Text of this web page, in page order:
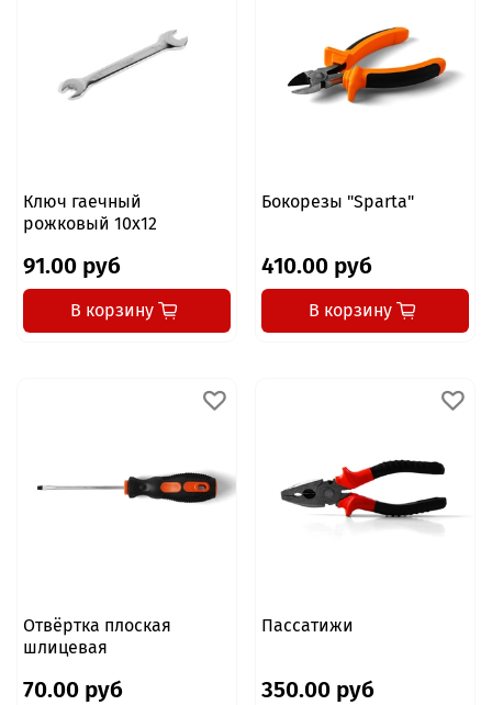
Ключ гаечный
рожковый 10x12
91.00 руб
В корзину
Бокорезы "Sparta"
410.00 руб
В корзину
Отвёртка плоская
шлицевая
70.00 руб
Пассатижи
350.00 руб